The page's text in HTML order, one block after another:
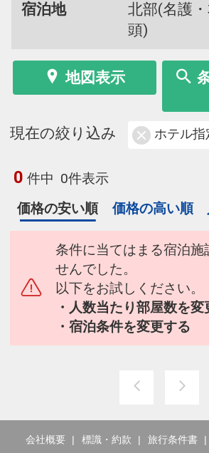
宿泊地
北部(名護
頭)
地図表示
現在の絞り込み ホテル指
0 件中 0件表示
価格の安い順
価格の高い順
条件に当てはまる宿泊施
せんでした。
以下をお試しください。
・人数当たり部屋数を変
・宿泊条件を変更する
会社概要 標識・約款 旅行条件書